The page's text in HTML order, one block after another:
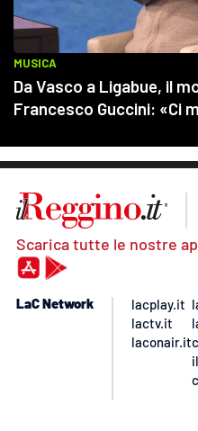
Scarica tutte le nostre
LaC Network
lacplay.it
lactv.it
laconair.it